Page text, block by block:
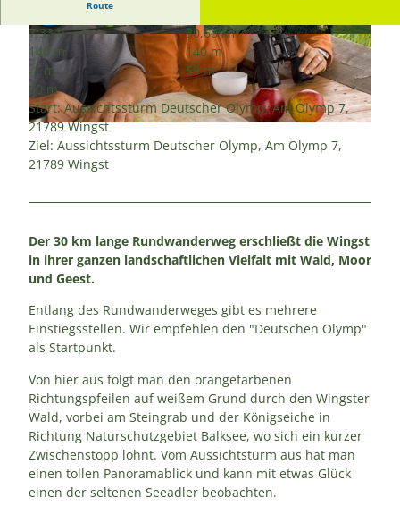
© Bernd Otten, Samtgemeinde Land Hadeln |
© Bernd Otten, Samtgemeinde Land Hadeln, B
ernd Otten | CC-BY-SA
© keine Angaben, Samtgemeinde Land Hadeln
|CC-BY-SA
Route
7:33 h
30,66 km
140 m
140 m
-1 m
59 m
60 m
Start: Aussichtssturm Deutscher Olymp, Am Olymp 7,
21789 Wingst
Ziel: Aussichtssturm Deutscher Olymp, Am Olymp 7,
21789 Wingst
Der 30 km lange Rundwanderweg erschließt die Wingst
in ihrer ganzen landschaftlichen Vielfalt mit Wald, Moor
und Geest.
Entlang des Rundwanderweges gibt es mehrere
Einstiegsstellen. Wir empfehlen den "Deutschen Olymp"
als Startpunkt.
Von hier aus folgt man den orangefarbenen
Richtungspfeilen auf weißem Grund durch den Wingster
Wald, vorbei am Steingrab und der Königseiche in
Richtung Naturschutzgebiet Balksee, wo sich ein kurzer
Zwischenstopp lohnt. Vom Aussichtsturm aus hat man
einen tollen Panoramablick und kann mit etwas Glück
einen der seltenen Seeadler beobachten.